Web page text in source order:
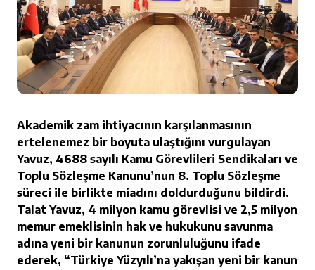
Akademik zam ihtiyacının karşılanmasının
ertelenemez bir boyuta ulaştığını vurgulayan
Yavuz, 4688 sayılı Kamu Görevlileri Sendikaları ve
Toplu Sözleşme Kanunu’nun 8. Toplu Sözleşme
süreci ile birlikte miadını doldurduğunu bildirdi.
Talat Yavuz, 4 milyon kamu görevlisi ve 2,5 milyon
memur emeklisinin hak ve hukukunu savunma
adına yeni bir kanunun zorunluluğunu ifade
ederek, “Türkiye Yüzyılı’na yakışan yeni bir kanun